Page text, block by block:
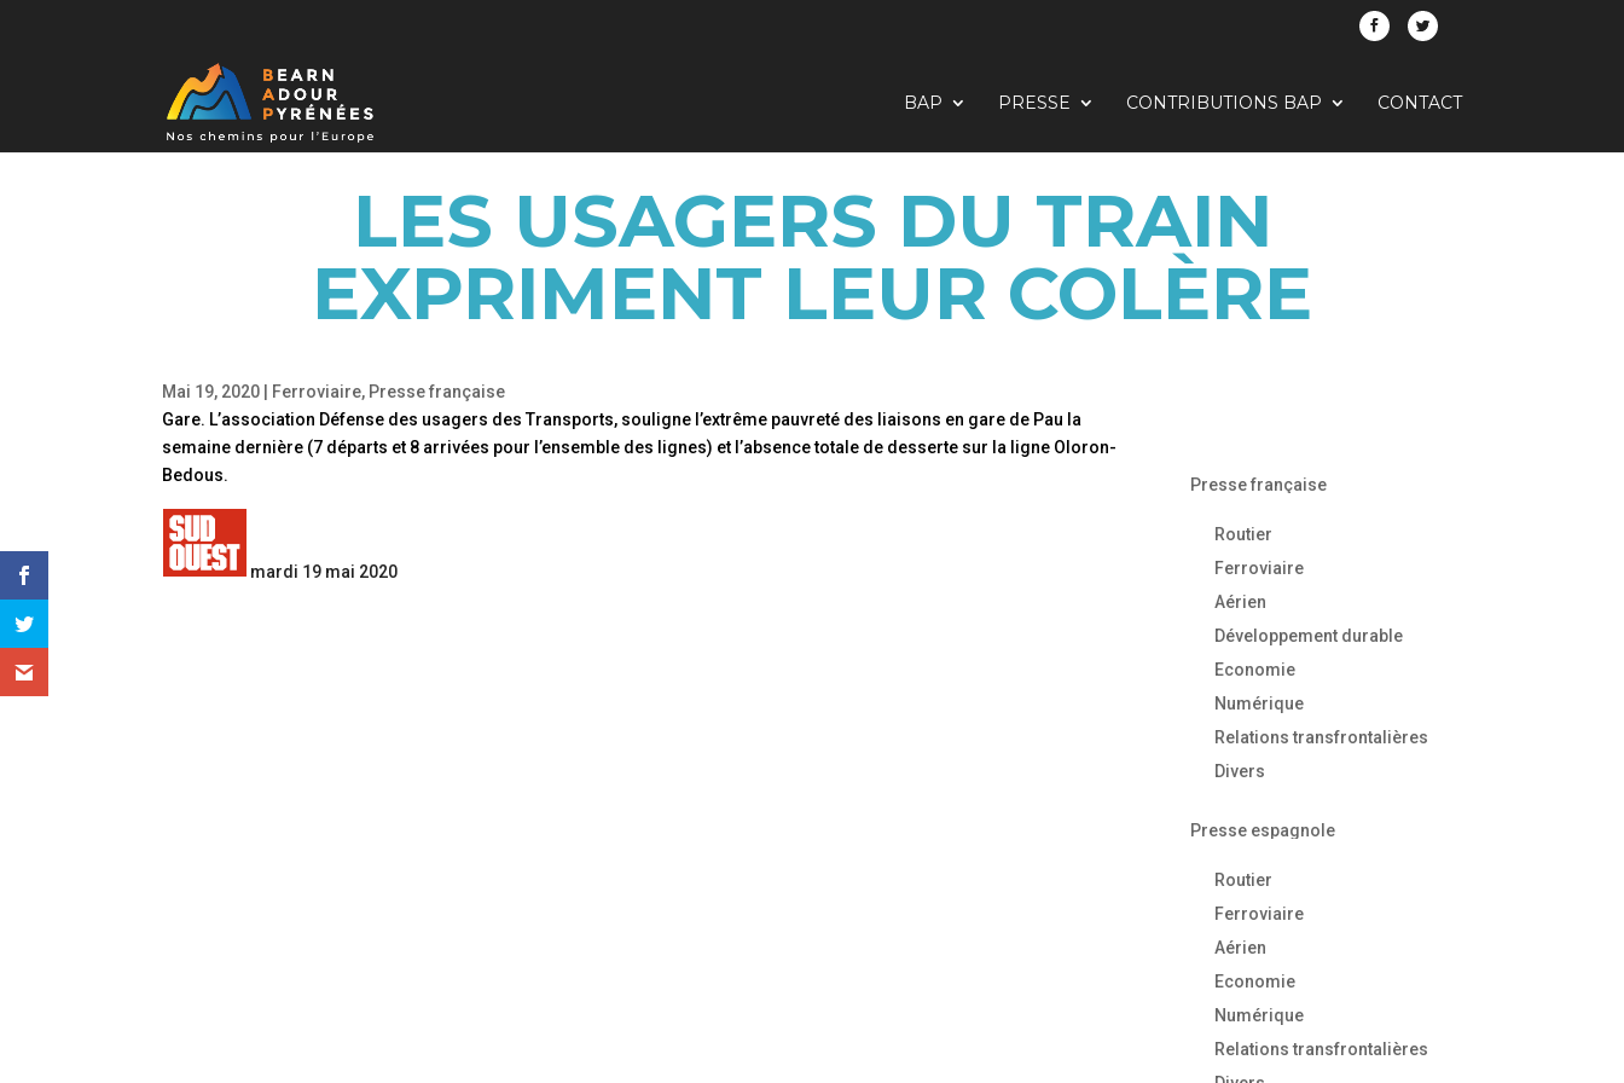
BAP PRESSE CONTRIBUTIONS BAP CONTACT
LES USAGERS DU TRAIN
EXPRIMENT LEUR COLÈRE
Mai 19, 2020 Ferroviaire, Presse française
Gare. L’association Défense des usagers des Transports, souligne l’extrême pauvreté des liaisons en gare de Pau la
semaine dernière (7 départs et 8 arrivées pour l’ensemble des lignes) et l’absence totale de desserte sur la ligne Oloron-
Bedous.
mardi 19 mai 2020
Presse française
Routier
Ferroviaire
Aérien
Développement durable
Economie
Numérique
Relations transfrontalières
Divers
Presse espagnole
Routier
Ferroviaire
Aérien
Economie
Numérique
Relations transfrontalières